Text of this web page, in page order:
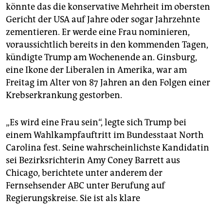
genossenschaft
epaper login
könnte das die konservative Mehrheit im obersten
Gericht der USA auf Jahre oder sogar Jahrzehnte
zementieren. Er werde eine Frau nominieren,
voraussichtlich bereits in den kommenden Tagen,
kündigte Trump am Wochenende an. Ginsburg,
eine Ikone der Liberalen in Amerika, war am
Freitag im Alter von 87 Jahren an den Folgen einer
Krebserkrankung gestorben.
„Es wird eine Frau sein“, legte sich Trump bei
einem Wahlkampfauftritt im Bundesstaat North
Carolina fest. Seine wahrscheinlichste Kandidatin
sei Bezirksrichterin Amy Coney Barrett aus
Chicago, berichtete unter anderem der
Fernsehsender ABC unter Berufung auf
Regierungskreise. Sie ist als klare